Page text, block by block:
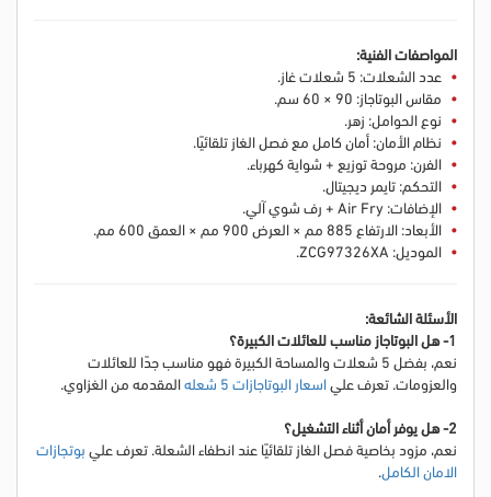
المواصفات الفنية:
عدد الشعلات: 5 شعلات غاز.
مقاس البوتاجاز: 90 × 60 سم.
نوع الحوامل: زهر.
نظام الأمان: أمان كامل مع فصل الغاز تلقائيًا.
الفرن: مروحة توزيع + شواية كهرباء.
التحكم: تايمر ديجيتال.
الإضافات: Air Fry + رف شوي آلي.
الأبعاد: الارتفاع 885 مم × العرض 900 مم × العمق 600 مم.
الموديل: ZCG97326XA.
الأسئلة الشائعة:
1- هل البوتاجاز مناسب للعائلات الكبيرة؟
نعم، بفضل 5 شعلات والمساحة الكبيرة فهو مناسب جدًا للعائلات
والعزومات.تعرف علياسعار البوتاجازات 5 شعله
المقدمه من الغزاوي.
2- هل يوفر أمان أثناء التشغيل؟
نعم، مزود بخاصية فصل الغاز تلقائيًا عند انطفاء الشعلة.تعرف عليبوتجازات
الامان الكامل.